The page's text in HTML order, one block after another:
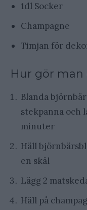
1dl Socker
Champagne
Timjan för
Hur gör man
Blanda
stekpanna och
minuter
Häll
en skål
Lägg 2
Häll på